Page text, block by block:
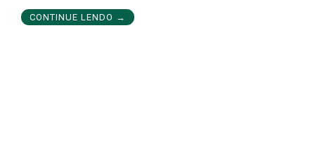
CONTINUE LENDO →